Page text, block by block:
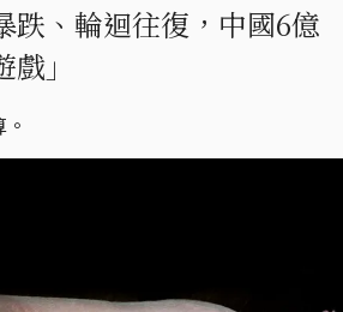
、輪迴往復，中國6億
」